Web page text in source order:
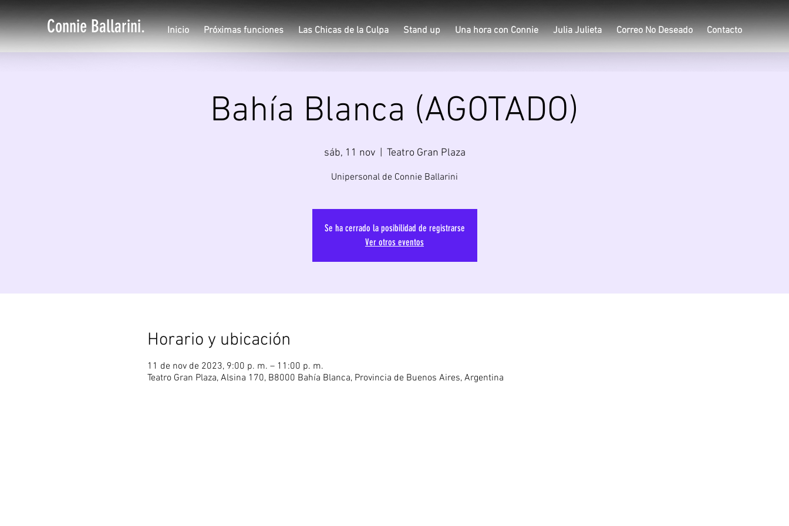
Connie Ballarini. Inicio Próximas funciones Las Chicas de la Culpa Stand up Una hora con Connie Julia Julieta Correo No Deseado Contacto
Bahía Blanca (AGOTADO)
sáb, 11 nov
  |
Teatro Gran Plaza
Unipersonal de Connie Ballarini
Se ha cerrado la posibilidad de registrarse
Ver otros eventos
Horario y ubicación
11 de nov de 2023, 9:00 p. m. – 11:00 p. m.
Teatro Gran Plaza, Alsina 170, B8000 Bahía Blanca, Provincia de Buenos Aires, Argentina